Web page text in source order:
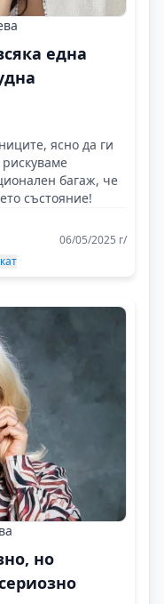
една
ясно да ги
багаж, че
състояние!
06/05/2025 г/
но